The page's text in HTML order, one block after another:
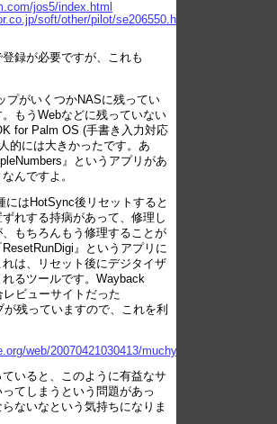
jos5/index.html
soft/other/pilot/se206550.html?
録が必要ですが、これも
プがいくつかNASに残ってい
もうWebなどに残っていない
for Palm OS (手書き入力対応
的には大きかったです。あ
』というアプリがあ
んですよ。
にはHotSync後リセットすると
れする持病があって、修理し
もちろんもう修理することが
』というアプリに
は、リセット後にデジタイザ
るツールです。Wayback
ビューサイトだった
残っていますので、これを利
web/20070421030413/muchy.com/review/
いると、このように有益なサ
てしまうという問題があっ
ないなという気持ちになりま